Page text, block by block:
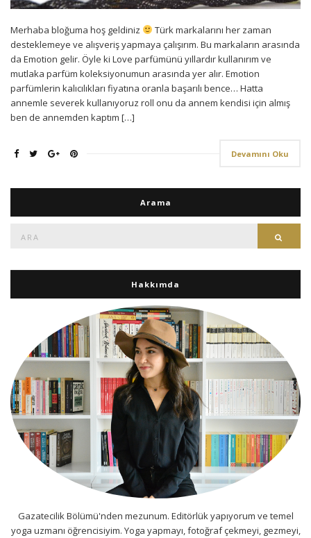
Merhaba bloğuma hoş geldiniz
Türk markalarını her zaman
desteklemeye ve alışveriş yapmaya çalışırım. Bu markaların arasında
da Emotion gelir. Öyle ki Love parfümünü yıllardır kullanırım ve
mutlaka parfüm koleksiyonumun arasında yer alır. Emotion
parfümlerin kalıcılıkları fiyatına oranla başarılı bence… Hatta
annemle severek kullanıyoruz roll onu da annem kendisi için almış
ben de annemden kaptım […]
Devamını Oku
Arama
Hakkımda
Gazatecilik Bölümü'nden mezunum. Editörlük yapıyorum ve temel
yoga uzmanı öğrencisiyim. Yoga yapmayı, fotoğraf çekmeyi, gezmeyi,